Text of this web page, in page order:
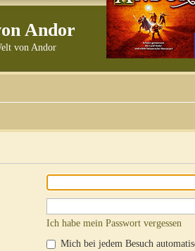
Andor
von Andor
Ich habe mein Passwort vergessen
Mich bei jedem Besuch